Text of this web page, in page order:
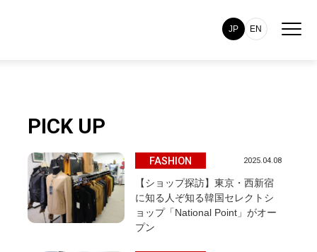
JP EN
PICK UP
FASHION 2025.04.08
【ショップ探訪】東京・西新宿
に知る人ぞ知る韓国セレクトシ
ョップ「National Point」がオー
プン